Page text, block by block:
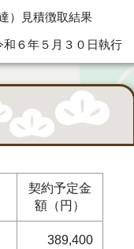
）見積徴取結果
和６年５月３０日執行
契約予定金
額（円）
389,400